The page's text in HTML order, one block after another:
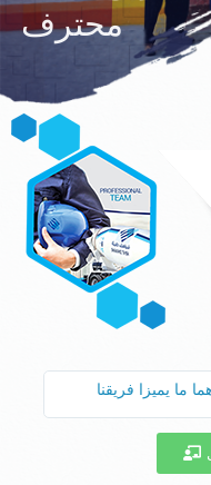
محترف
ما يميزا فريقنا